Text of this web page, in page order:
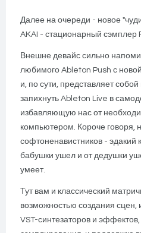
Далее на очереди - новое
AKAI - стационарный сэмплер
Внешне девайс сильно
любимого Ableton Push с
и, по сути, представляет
запихнуть Ableton Live в
избавляющую нас от
компьютером. Короче говоря,
софтоненавистников - эдакий
бабушки ушел и от дедушки
умеет.
Тут вам и классический
возможностью создания сцен,
VST-синтезаторов и